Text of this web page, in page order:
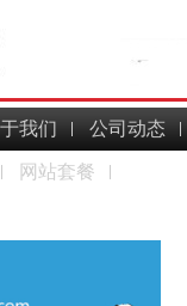
我们 公司动态
网站套餐